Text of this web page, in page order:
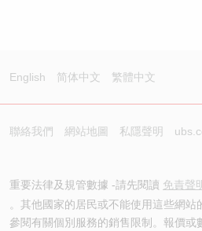
English 简体中文 繁體中文
聯絡我們 網站地圖 私隱聲明
重要法律及規管數據 -請先閱讀 免責聲
。其他國家的居民或不能使用這些網
參閱有關個別服務的銷售限制。報價或